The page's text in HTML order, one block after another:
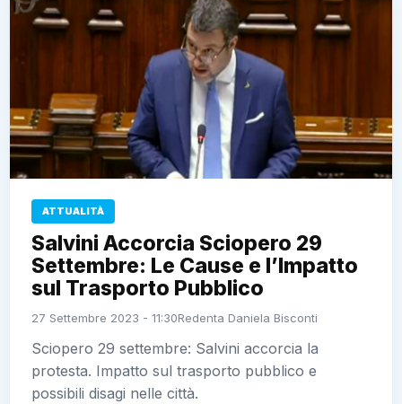
ATTUALITÀ
Salvini Accorcia Sciopero 29
Settembre: Le Cause e l’Impatto
sul Trasporto Pubblico
27 Settembre 2023 - 11:30Redenta Daniela Bisconti
Sciopero 29 settembre: Salvini accorcia la
protesta. Impatto sul trasporto pubblico e
possibili disagi nelle città.